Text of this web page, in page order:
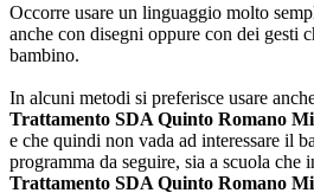
Occorre usare un linguaggio molto
anche con disegni oppure con dei gesti
bambino.
In alcuni metodi si preferisce usare
Trattamento SDA Quinto Romano
e che quindi non vada ad interessare il
programma da seguire, sia a scuola che
Trattamento SDA Quinto Romano